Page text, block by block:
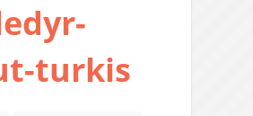
turkis